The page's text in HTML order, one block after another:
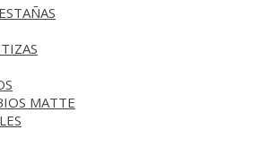
MATTE